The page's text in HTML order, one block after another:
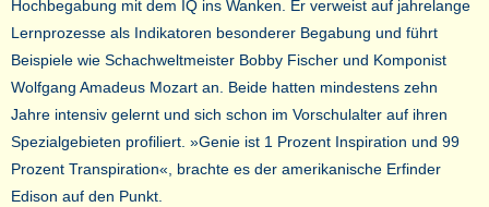
Hochbegabung mit dem IQ ins Wanken. Er verweist auf jahrelange
Lernprozesse als Indikatoren besonderer Begabung und führt
Beispiele wie Schachweltmeister Bobby Fischer und Komponist
Wolfgang Amadeus Mozart an. Beide hatten mindestens zehn
Jahre intensiv gelernt und sich schon im Vorschulalter auf ihren
Spezialgebieten profiliert. »Genie ist 1 Prozent Inspiration und 99
Prozent Transpiration«, brachte es der amerikanische Erfinder
Edison auf den Punkt.